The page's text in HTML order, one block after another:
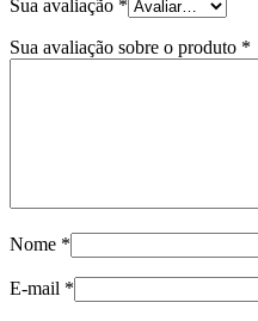
Sua avaliação *
Sua avaliação sobre o produto *
Nome *
E-mail *